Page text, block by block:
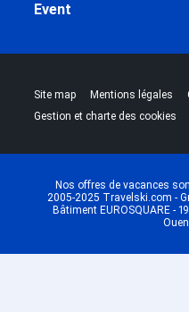
Event
Site map |Mentions légales |
Gestion et charte des cookies
Nos offres de vacances
2005-2025 Travelski.com -
Bâtiment EUROSQUARE -